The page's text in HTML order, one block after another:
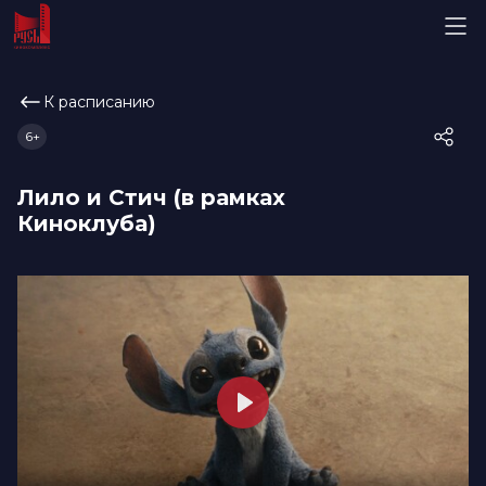
К расписанию
Лило и Стич (в рамках
Киноклуба)
6+
Play